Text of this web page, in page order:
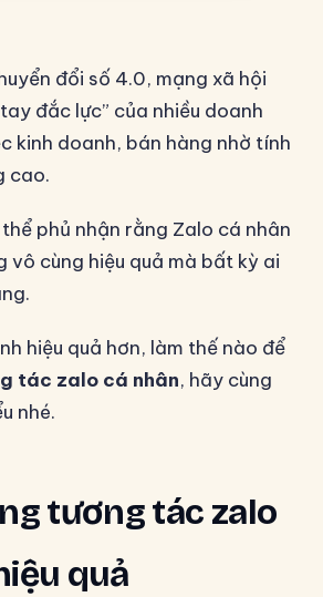
đổi số 4.0, mạng xã hội
đắc lực” của nhiều doanh
kinh doanh, bán hàng nhờ tính
cao.
phủ nhận rằng Zalo cá nhân
vô cùng hiệu quả mà bất kỳ ai
hiệu quả hơn, làm thế nào để
tác zalo cá nhân, hãy cùng
nhé.
tương tác zalo
quả